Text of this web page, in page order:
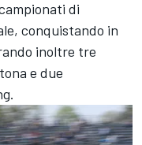
di
conquistando in
inoltre tre
e due